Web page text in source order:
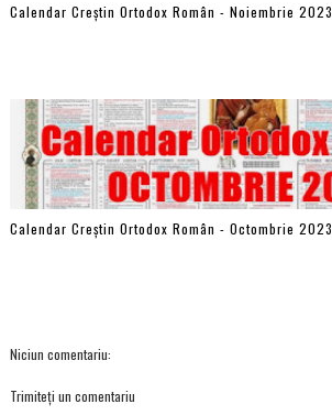
Calendar Creștin Ortodox Român - Noiembrie 2023
Calendar Creștin Ortodox Român - Octombrie 2023
Niciun comentariu:
Trimiteți un comentariu